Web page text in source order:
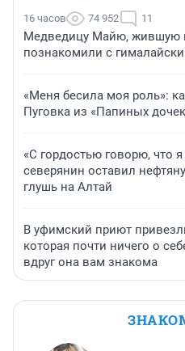
16 часов 74 952 11
Медведицу Майю, жившую
познакомили с
«Меня бесила моя роль»:
Пуговка из «Папиных
«С гордостью говорю, что
северянин оставил
глушь на Алтай
В уфимский приют
которая почти ничего о
вдруг она вам знакома